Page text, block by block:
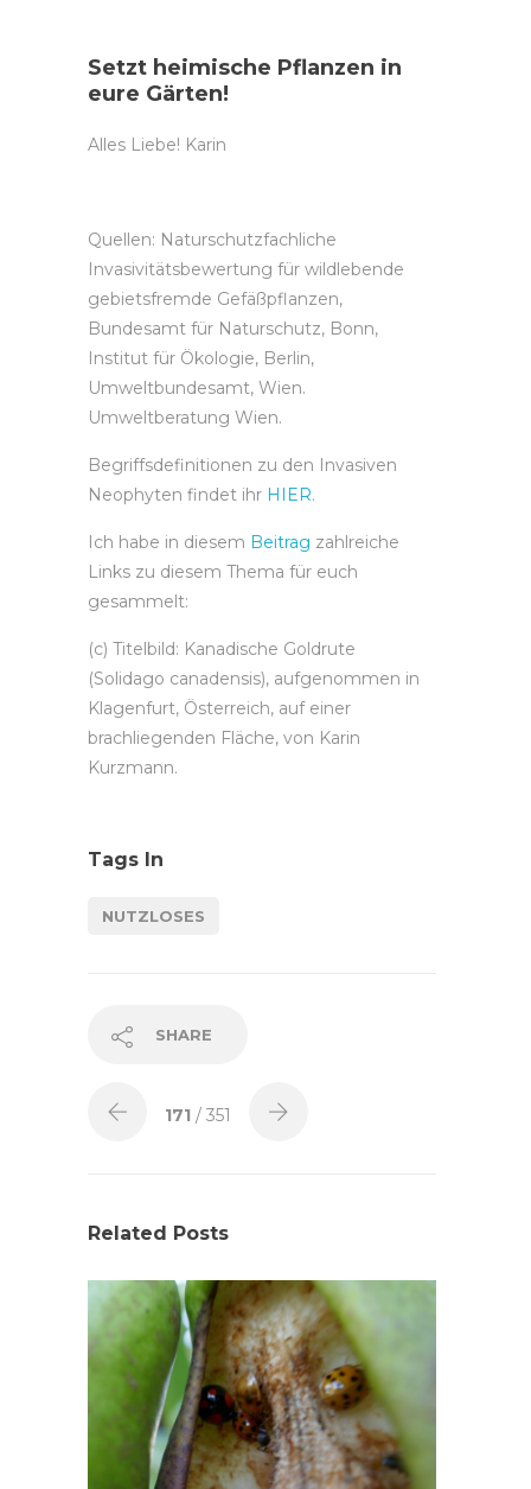
Setzt heimische Pflanzen in
eure Gärten!
Alles Liebe! Karin
Quellen: Naturschutzfachliche
Invasivitätsbewertung für wildlebende
gebietsfremde Gefäßpflanzen,
Bundesamt für Naturschutz, Bonn,
Institut für Ökologie, Berlin,
Umweltbundesamt, Wien.
Umweltberatung Wien.
Begriffsdefinitionen zu den Invasiven
Neophyten findet ihr HIER.
Ich habe in diesem Beitrag zahlreiche
Links zu diesem Thema für euch
gesammelt:
(c) Titelbild: Kanadische Goldrute
(Solidago canadensis), aufgenommen in
Klagenfurt, Österreich, auf einer
brachliegenden Fläche, von Karin
Kurzmann.
Tags In
NUTZLOSES
SHARE
171 / 351
Related Posts